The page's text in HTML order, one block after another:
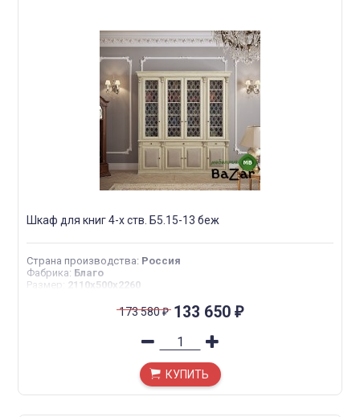
Шкаф для книг 4-х ств. Б5.15-13 беж
Страна производства: Россия
Фабрика: Благо
Размер : 2110х500х2260
173 580₽ 133 650 ₽
КУПИТЬ